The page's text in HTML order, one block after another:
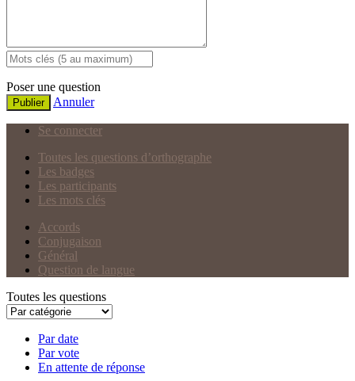
Poser une question
Publier Annuler
Se connecter
Toutes les questions d’orthographe
Les badges
Les participants
Les mots clés
Accords
Conjugaison
Général
Question de langue
Toutes les questions
Par date
Par vote
En attente de réponse